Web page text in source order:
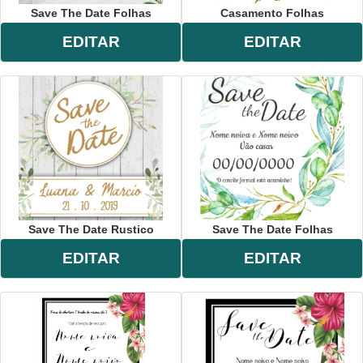
Save The Date Folhas
EDITAR
Casamento Folhas
EDITAR
Save The Date Rustico
EDITAR
Save The Date Folhas
EDITAR